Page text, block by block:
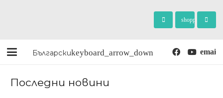
shopping_cart
Български
Последни новини